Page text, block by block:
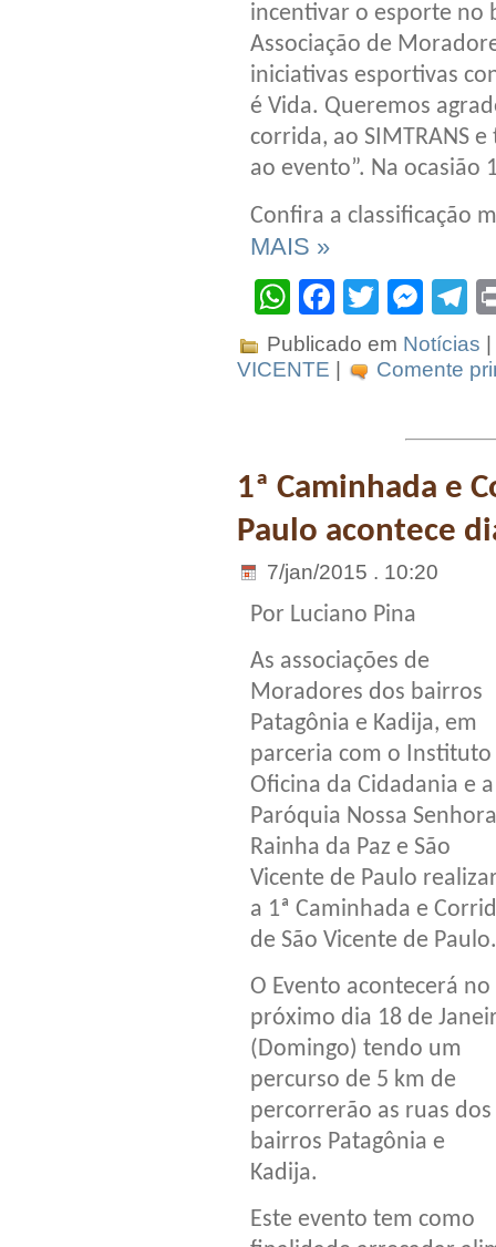
incentivar o esporte no
Associação de
iniciativas esportivas
é Vida. Queremos
corrida, ao SIMTRANS
ao evento”. Na ocasião
Confira a classificação
MAIS »
WhatsApp
Facebook
Twitter
Publicado em Notícias
VICENTE
Comente
1ª Caminhada e
Paulo acontece
7/jan/2015 . 10:20
Por Luciano Pina
As associações de
Moradores dos bairros
Patagônia e Kadija, em
parceria com o Instituto
Oficina da Cidadania e a
Paróquia Nossa Senhora
Rainha da Paz e São
Vicente de Paulo
a 1ª Caminhada e
de São Vicente de Paulo.
O Evento acontecerá no
próximo dia 18 de
(Domingo) tendo um
percurso de 5 km de
percorrerão as ruas dos
bairros Patagônia e
Kadija.
Este evento tem como